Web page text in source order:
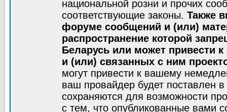
национальной розни и прочих
соответствующие законы. Также
форуме сообщений и (или)
распространение которой
Беларусь или может привести
и (или) связанных с ним
могут привести к вашему
ваш провайдер будет поставлен
сохраняются для возможности
с тем, что опубликованные вами